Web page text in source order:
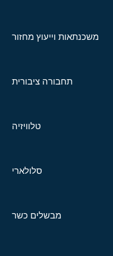
משכנתאות וייעוץ מחזור
תחבורה ציבורית
טלוויזיה
סלולארי
מבשלים כשר